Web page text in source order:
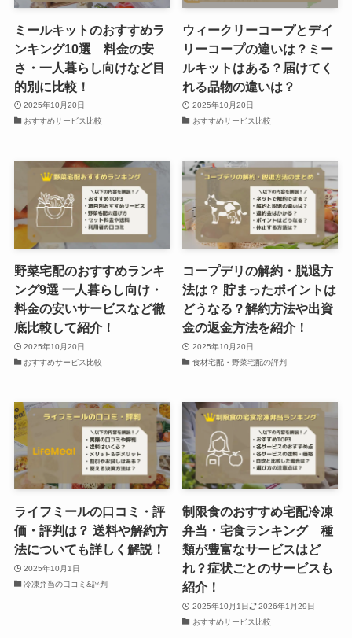
ミールキットのおすすめラ
ンキング10選 料金の安
さ・一人暮らし向けなど目
的別に比較！
2025年10月20日
おすすめサービス比較
ウィークリーコープとデイ
リーコープの違いは？ミー
ルキットはある？届けてく
れる品物の違いは？
2025年10月20日
おすすめサービス比較
野菜宅配のおすすめランキ
ング9選 一人暮らし向け・
料金の安いサービスなど徹
底比較して紹介！
2025年10月20日
おすすめサービス比較
コープデリの解約・脱退方
法は？ 貯まったポイントは
どうなる？解約方法や出資
金の返金方法を紹介！
2025年10月20日
食材宅配・野菜宅配の評判
ライフミールの口コミ・評
価・評判は？ 送料や解約方
法についても詳しく解説！
2025年10月1日
冷凍弁当の口コミ&評判
制限食のおすすめ宅配冷凍
弁当・宅食ランキング 種
類が豊富なサービスはど
れ？症状ごとのサービスも
紹介！
2025年10月1日
2026年1月29日
おすすめサービス比較